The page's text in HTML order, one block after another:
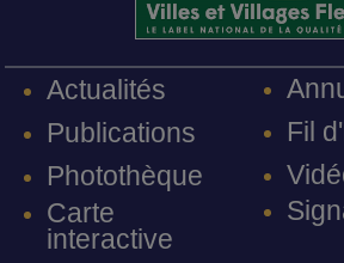
Actualités
Publications
Photothèque
Carte
interactive
Fil